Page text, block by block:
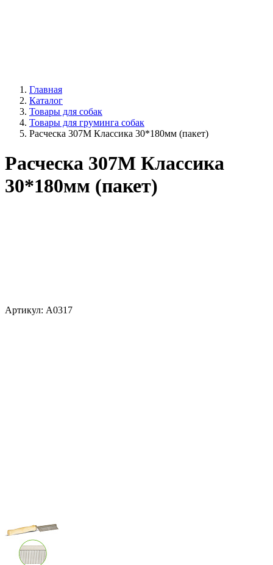
Главная
Каталог
Товары для собак
Товары для груминга собак
Расческа 307М Классика 30*180мм (пакет)
Расческа 307М Классика
30*180мм (пакет)
Артикул: A0317